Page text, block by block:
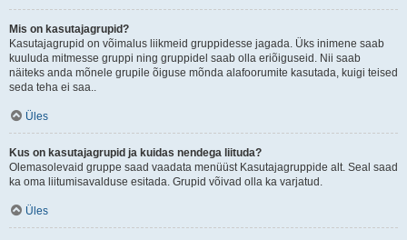
Mis on kasutajagrupid?
Kasutajagrupid on võimalus liikmeid gruppidesse jagada. Üks inimene saab
kuuluda mitmesse gruppi ning gruppidel saab olla eriõiguseid. Nii saab
näiteks anda mõnele grupile õiguse mõnda alafoorumite kasutada, kuigi teised
seda teha ei saa..
Üles
Kus on kasutajagrupid ja kuidas nendega liituda?
Olemasolevaid gruppe saad vaadata menüüst Kasutajagruppide alt. Seal saad
ka oma liitumisavalduse esitada. Grupid võivad olla ka varjatud.
Üles